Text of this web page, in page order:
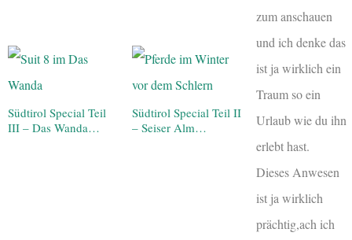
Südtirol Special Teil
III – Das Wanda…
Südtirol Special Teil II
– Seiser Alm…
zum anschauen
und ich denke das
ist ja wirklich ein
Traum so ein
Urlaub wie du ihn
erlebt hast.
Dieses Anwesen
ist ja wirklich
prächtig,ach ich